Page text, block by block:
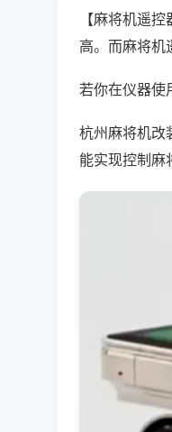
【麻将机遥
高。而麻将机
若你在仪器使
杭州麻将机改
能实现控制麻